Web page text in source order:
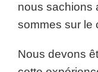
nous sachions
sommes sur le
Nous devons